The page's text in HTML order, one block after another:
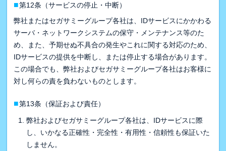
■第12条（サービスの停止・中断）
弊社またはセガサミーグループ各社は、IDサービスにかかわる
サーバ・ネットワークシステムの保守・メンテナンス等のた
め、また、予期せぬ不具合の発生やこれに関する対応のため、
IDサービスの提供を中断し、または停止する場合があります。
この場合でも、弊社およびセガサミーグループ各社はお客様に
対し何らの責を負わないものとします。
■第13条（保証および責任）
弊社およびセガサミーグループ各社は、IDサービスに際
し、いかなる正確性・完全性・有用性・信頼性も保証いた
しません。